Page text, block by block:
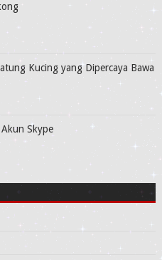
Kucing yang Dipercaya Bawa
Skype